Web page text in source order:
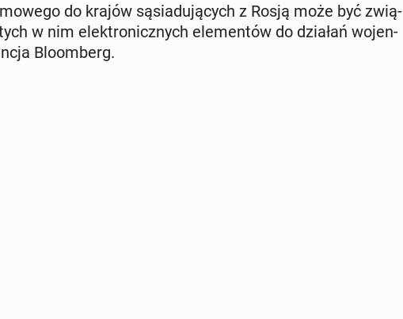
do krajów są­sia­du­ją­cych z Rosją może być zwią­
w nim elek­tro­nicz­nych ele­men­tów do działań wo­jen­
Blo­om­berg.